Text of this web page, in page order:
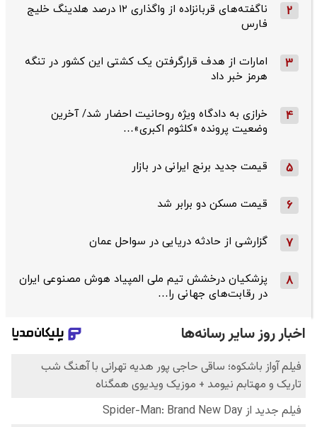
2
ناگفته‌های قربانزاده از واگذاری ۱۲ درصد هلدینگ خلیج
فارس
3
امارات از هدف قرارگرفتن یک کشتی این کشور در تنگه
هرمز خبر داد
4
خرازی به دادگاه ویژه روحانیت احضار شد/ آخرین
وضعیت پرونده «کلثوم اکبری»…
5 قیمت جدید برنج ایرانی در بازار
6 قیمت مسکن دو برابر شد
7 گزارشی از حادثه دریایی در سواحل عمان
8
پزشکیان درخشش تیم ملی المپیاد هوش مصنوعی ایران
در رقابت‌های جهانی را…